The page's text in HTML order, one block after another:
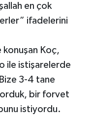
en çok
ifadelerini
konuşan Koç,
ile istişarelerde
3-4 tane
bir forvet
istiyordu.